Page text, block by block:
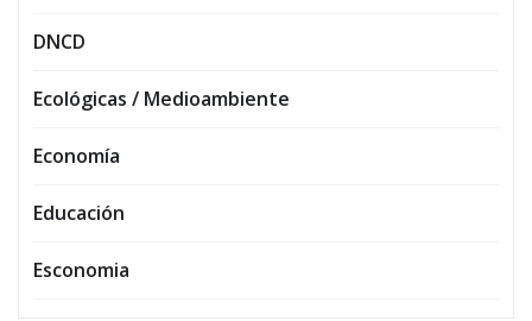
DNCD
Ecológicas / Medioambiente
Economía
Educación
Esconomia